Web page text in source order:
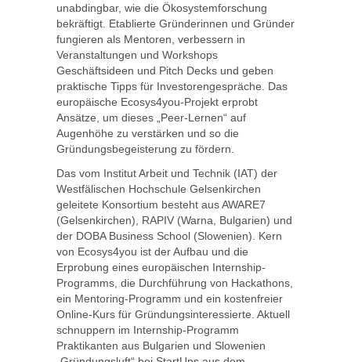
unabdingbar, wie die Ökosystemforschung
bekräftigt. Etablierte Gründerinnen und Gründer
fungieren als Mentoren, verbessern in
Veranstaltungen und Workshops
Geschäftsideen und Pitch Decks und geben
praktische Tipps für Investorengespräche. Das
europäische Ecosys4you-Projekt erprobt
Ansätze, um dieses „Peer-Lernen“ auf
Augenhöhe zu verstärken und so die
Gründungsbegeisterung zu fördern.
Das vom Institut Arbeit und Technik (IAT) der
Westfälischen Hochschule Gelsenkirchen
geleitete Konsortium besteht aus AWARE7
(Gelsenkirchen), RAPIV (Warna, Bulgarien) und
der DOBA Business School (Slowenien). Kern
von Ecosys4you ist der Aufbau und die
Erprobung eines europäischen Internship-
Programms, die Durchführung von Hackathons,
ein Mentoring-Programm und ein kostenfreier
Online-Kurs für Gründungsinteressierte. Aktuell
schnuppern im Internship-Programm
Praktikanten aus Bulgarien und Slowenien